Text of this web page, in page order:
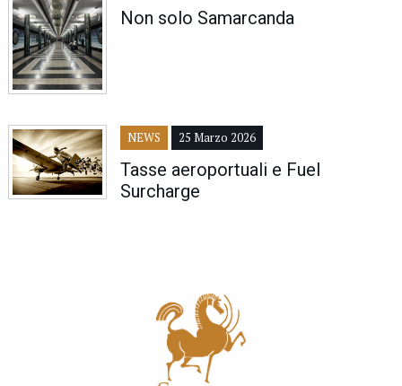
Non solo Samarcanda
NEWS 25 Marzo 2026
Tasse aeroportuali e Fuel
Surcharge